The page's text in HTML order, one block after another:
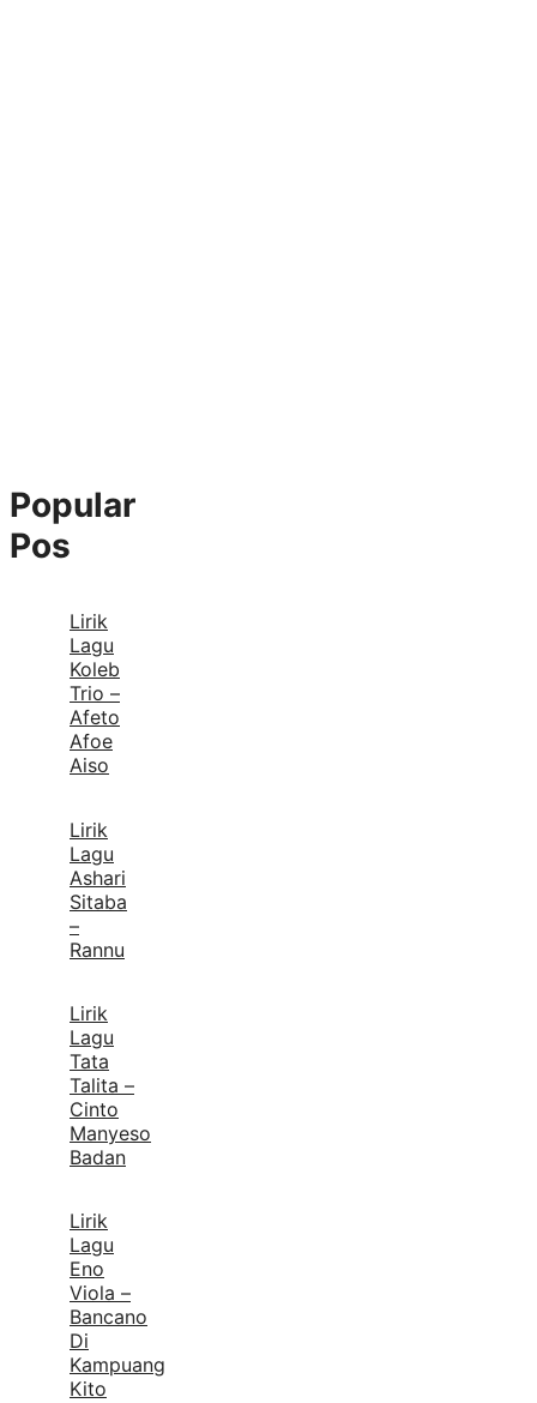
Popular
Pos
Lirik
Lagu
Koleb
Trio –
Afeto
Afoe
Aiso
Lirik
Lagu
Ashari
Sitaba
–
Rannu
Lirik
Lagu
Tata
Talita –
Cinto
Manyeso
Badan
Lirik
Lagu
Eno
Viola –
Bancano
Di
Kampuang
Kito